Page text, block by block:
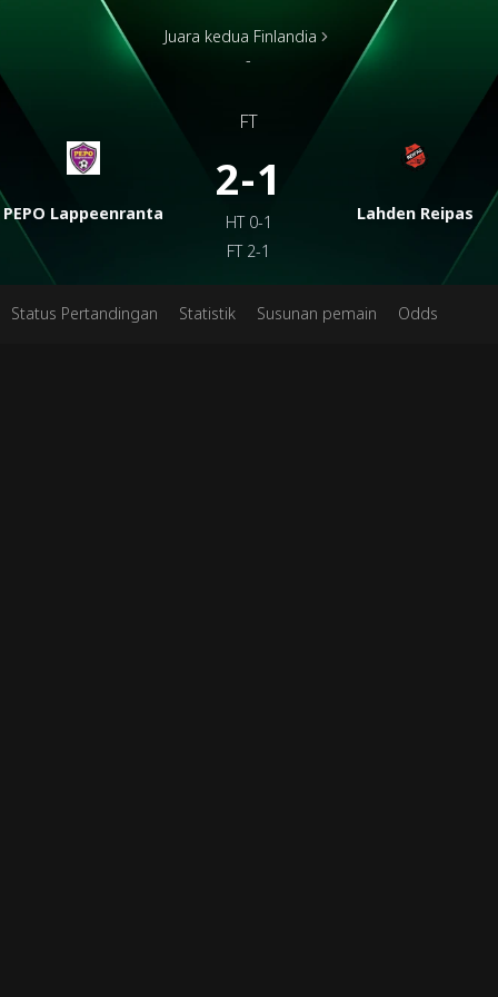
PEPO Lappeenranta
Juara kedua Finlandia
-
FT
2-1
HT 0-1
FT 2-1
Lahden Reipas
Status Pertandingan Statistik Susunan pemain Odds